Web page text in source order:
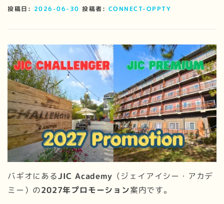
プ
BLOG
投稿日: 2026-06-30 投稿者: CONNECT-OPPTY
バギオにあるJIC Academy （ジェイアイシー・アカデ
ミー）の2027年プロモーション案内です。